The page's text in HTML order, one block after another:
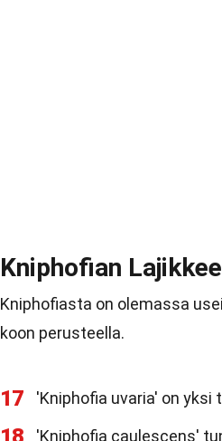
Kniphofian
Kniphofiasta on olemassa
koon perusteella.
17 'Kniphofia uvaria' on
'Kniphofia caulescens'